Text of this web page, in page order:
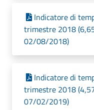
Indicatore di
trimestre 2018
02/08/2018)
Indicatore di
trimestre 2018
07/02/2019)